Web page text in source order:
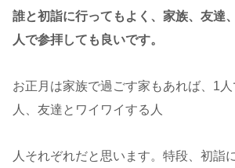
誰と初詣に行ってもよく、家族、友達
人で参拝しても良いです。
お正月は家族で過ごす家もあれば、1
人、友達とワイワイする人
人それぞれだと思います。特段、初詣